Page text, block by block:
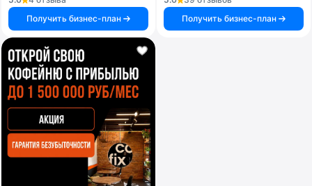
Получить бизнес-план
Получить бизнес-план